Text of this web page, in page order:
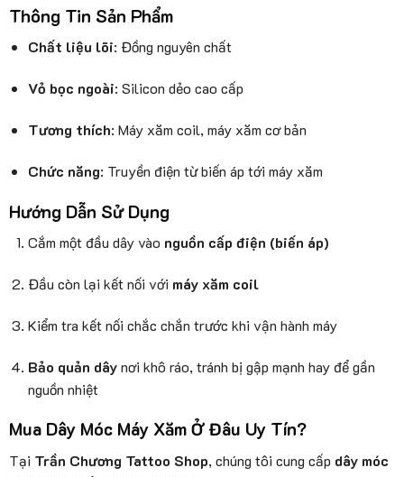
Thông Tin Sản Phẩm
Chất liệu lõi: Đồng nguyên chất
Vỏ bọc ngoài: Silicon dẻo cao cấp
Tương thích: Máy xăm coil, máy xăm cơ bản
Chức năng: Truyền điện từ biến áp tới máy xăm
Hướng Dẫn Sử Dụng
Cắm một đầu dây vào nguồn cấp điện (biến áp)
Đầu còn lại kết nối với máy xăm coil
Kiểm tra kết nối chắc chắn trước khi vận hành máy
Bảo quản dâynơi khô ráo, tránh bị gập mạnh hay để gần
nguồn nhiệt
Mua Dây Móc Máy Xăm Ở Đâu Uy Tín?
Tại Trần Chương Tattoo Shop, chúng tôi cung cấp dây móc